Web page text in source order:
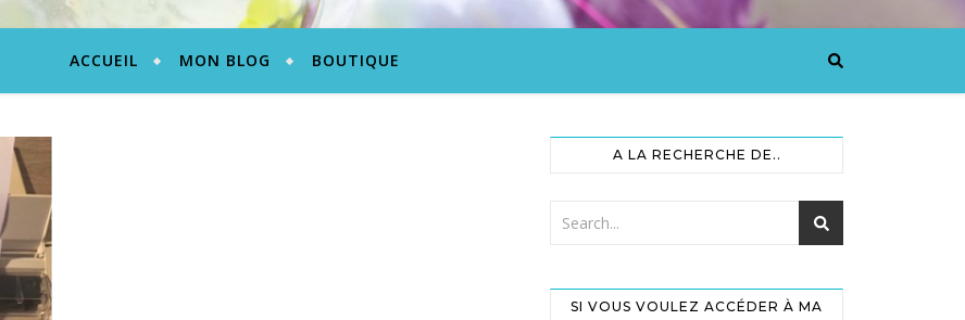
ACCUEIL MON BLOG BOUTIQUE
A LA RECHERCHE DE..
SI VOUS VOULEZ ACCÉDER À MA